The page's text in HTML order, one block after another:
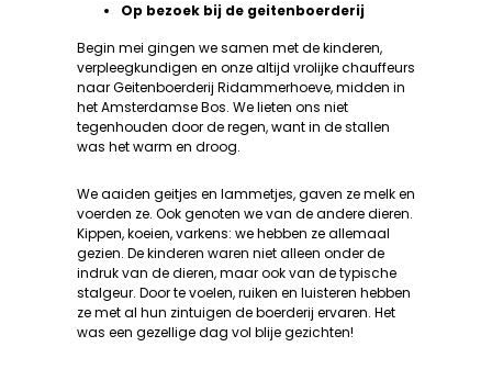
Op bezoek bij de geitenboerderij
Begin mei gingen we samen met de kinderen,
verpleegkundigen en onze altijd vrolijke chauffeurs
naar Geitenboerderij Ridammerhoeve, midden in
het Amsterdamse Bos. We lieten ons niet
tegenhouden door de regen, want in de stallen
was het warm en droog.
We aaiden geitjes en lammetjes, gaven ze melk en
voerden ze. Ook genoten we van de andere dieren.
Kippen, koeien, varkens: we hebben ze allemaal
gezien. De kinderen waren niet alleen onder de
indruk van de dieren, maar ook van de typische
stalgeur. Door te voelen, ruiken en luisteren hebben
ze met al hun zintuigen de boerderij ervaren. Het
was een gezellige dag vol blije gezichten!